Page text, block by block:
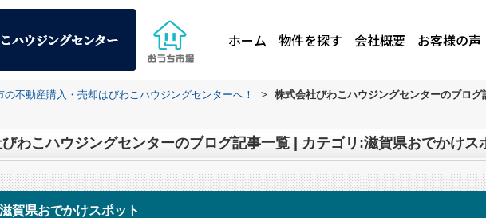
ホーム 物件を探す 会社概要 お客様の声
の不動産購入・売却はびわこハウジングセンターへ！ >
株式会社びわこハウジングセンターのブロ
わこハウジングセンターのブログ記事一覧 | カテゴリ:滋賀県おでかけス
賀県おでかけスポット